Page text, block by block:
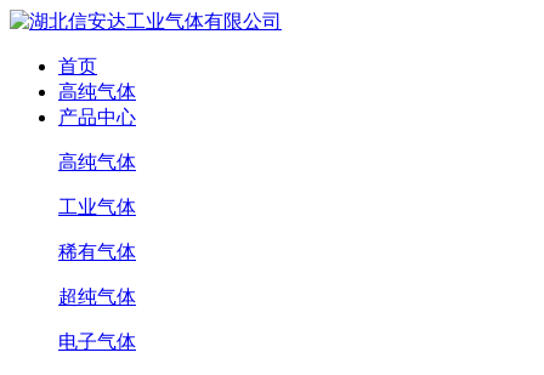
首页
高纯气体
产品中心
高纯气体
工业气体
稀有气体
超纯气体
电子气体